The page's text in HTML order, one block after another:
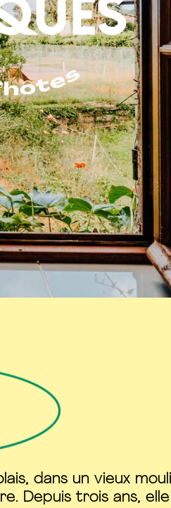
dans un vieux
Depuis trois ans, elle